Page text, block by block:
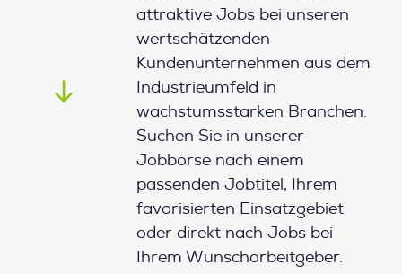
attraktive Jobs bei unseren
wertschätzenden
Kundenunternehmen aus dem
Industrieumfeld in
wachstumsstarken Branchen.
Suchen Sie in unserer
Jobbörse nach einem
passenden Jobtitel, Ihrem
favorisierten Einsatzgebiet
oder direkt nach Jobs bei
Ihrem Wunscharbeitgeber.